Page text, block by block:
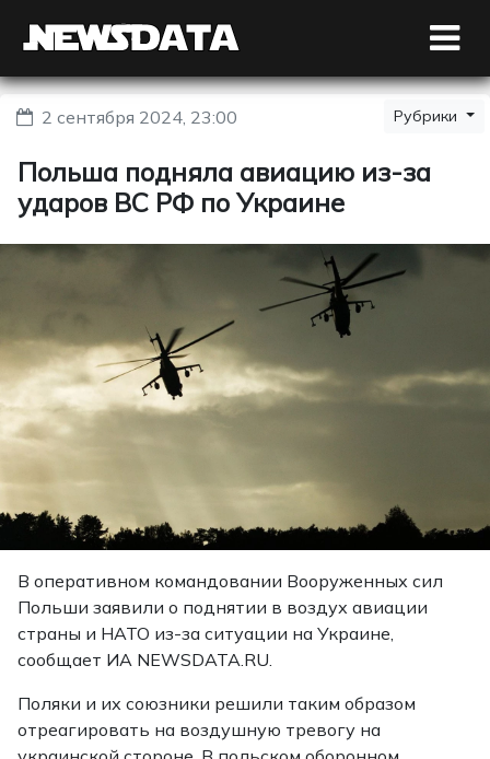
2 сентября 2024, 23:00 Рубрики
Польша подняла авиацию из-за
ударов ВС РФ по Украине
В оперативном командовании Вооруженных сил
Польши заявили о поднятии в воздух авиации
страны и НАТО из-за ситуации на Украине,
сообщает ИА NEWSDATA.RU.
Поляки и их союзники решили таким образом
отреагировать на воздушную тревогу на